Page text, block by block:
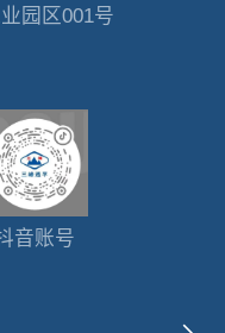
园区001号
音账号